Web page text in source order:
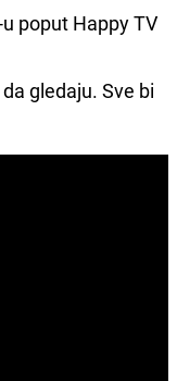
poput Happy TV
gledaju. Sve bi